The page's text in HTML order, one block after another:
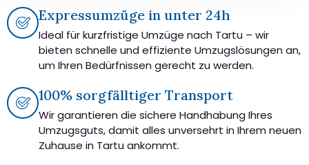
Expressumzüge in unter 24h
Ideal für kurzfristige Umzüge nach Tartu – wir
bieten schnelle und effiziente Umzugslösungen an,
um Ihren Bedürfnissen gerecht zu werden.
100% sorgfälltiger Transport
Wir garantieren die sichere Handhabung Ihres
Umzugsguts, damit alles unversehrt in Ihrem neuen
Zuhause in Tartu ankommt.